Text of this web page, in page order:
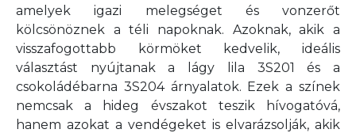
amelyek igazi melegséget és vonzerőt
kölcsönöznek a téli napoknak. Azoknak, akik a
visszafogottabb körmöket kedvelik, ideális
választást nyújtanak a lágy lila 3S201 és a
csokoládébarna 3S204 árnyalatok. Ezek a színek
nemcsak a hideg évszakot teszik hívogatóvá,
hanem azokat a vendégeket is elvarázsolják, akik